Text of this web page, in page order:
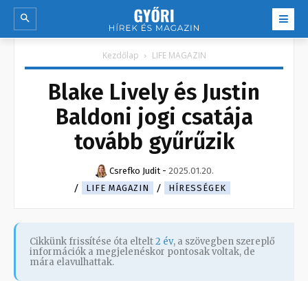
Kezdőlap LIFE MAGAZIN
Blake Lively és Justin
Baldoni jogi csatája
tovább gyűrűzik
Csrefko Judit - 2025.01.20.
LIFE MAGAZIN
HÍRESSÉGEK
Cikkünk frissítése óta eltelt2 év, a szövegben szereplő
információk a megjelenéskor pontosak voltak, de
mára elavulhattak.